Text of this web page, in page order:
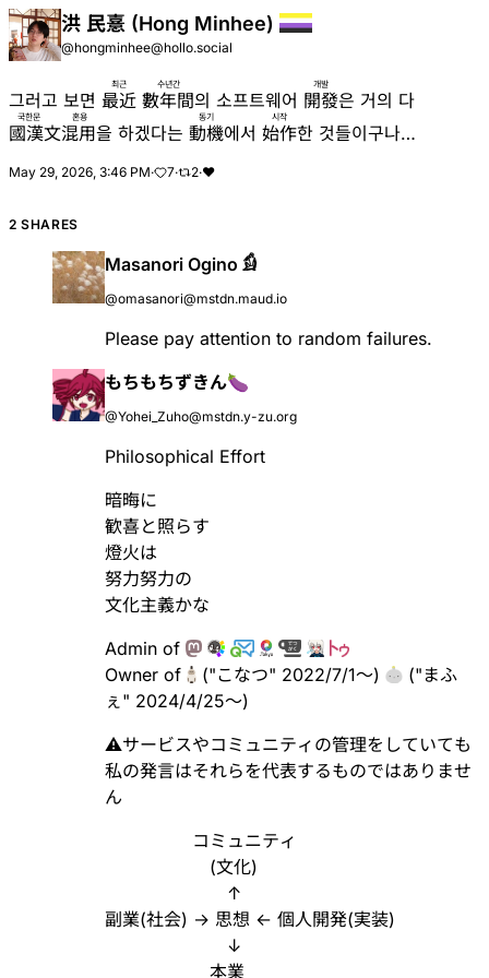
洪 民憙 (Hong Minhee)
@hongminhee@hollo.social
그러고 보면 最近
최근
數年間
수년간
의 소프트웨어 開發
개발
은 거의 다
國漢文混用
국한문 혼용
을 하겠다는 動機
동기
에서 始作
시작
한 것들이구나…
May 29, 2026, 3:46 PM· 7· 2·❤️
2 SHARES
Masanori Ogino 𓀁
@omasanori@mstdn.maud.io
Please pay attention to random failures.
もちもちずきん🍆
@Yohei_Zuho@mstdn.y-zu.org
Philosophical Effort
暗晦に
歓喜と照らす
燈火は
努力努力の
文化主義かな
Admin of
Owner of
("こなつ" 2022/7/1〜)
("まふ
ぇ" 2024/4/25〜)
⚠サービスやコミュニティの管理をしていても
私の発言はそれらを代表するものではありませ
ん
コミュニティ
(文化)
↑
副業(社会) → 思想 ← 個人開発(実装)
↓
本業